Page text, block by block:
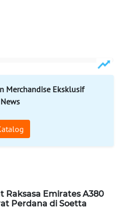
Merchandise Eksklusif
Raksasa Emirates A380
Perdana di Soetta